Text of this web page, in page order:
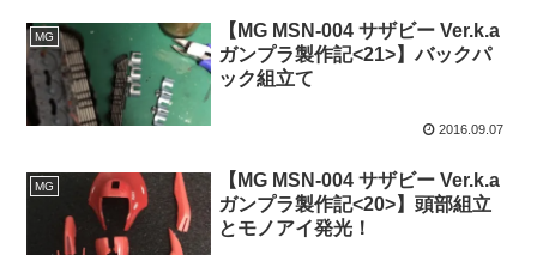
MG
【MG MSN-004 サザビー Ver.k.a
ガンプラ製作記<21>】バックパ
ック組立て
2016.09.07
MG
【MG MSN-004 サザビー Ver.k.a
ガンプラ製作記<20>】頭部組立
とモノアイ発光！